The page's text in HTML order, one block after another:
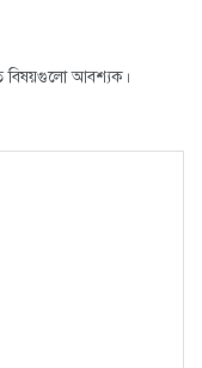
বিষয়গুলো আবশ্যক।